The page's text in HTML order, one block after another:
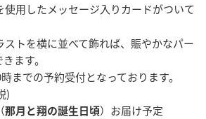
使用したメッセージ入りカードがついて
トを横に並べて飾れば、賑やかなパー
ます。
までの予約受付となっております。
)
那月と翔の誕生日頃）お届け予定